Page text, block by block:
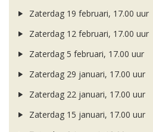
Zaterdag 19 februari, 17.00 uur
Zaterdag 12 februari, 17.00 uur
Zaterdag 5 februari, 17.00 uur
Zaterdag 29 januari, 17.00 uur
Zaterdag 22 januari, 17.00 uur
Zaterdag 15 januari, 17.00 uur